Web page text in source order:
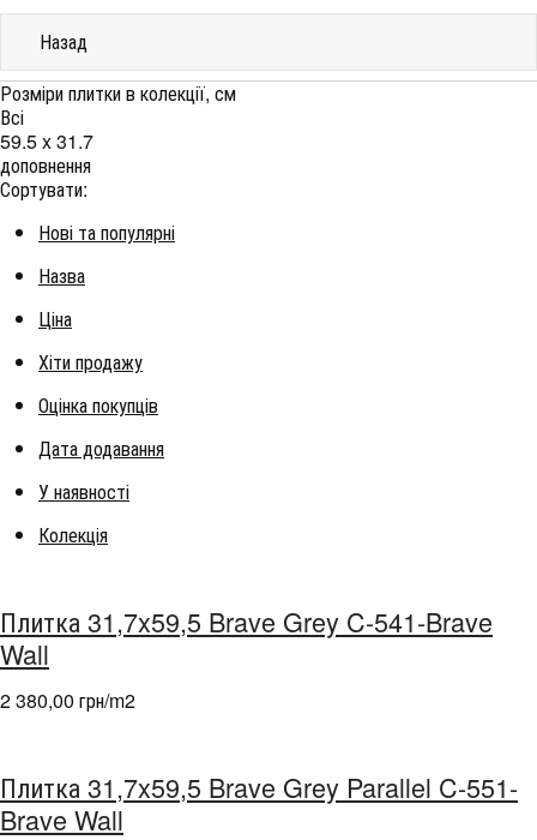
Назад
Розміри плитки в колекції, см
Всі
59.5 x 31.7
доповнення
Сортувати:
Нові та популярні
Назва
Ціна
Хіти продажу
Оцінка покупців
Дата додавання
У наявності
Колекція
Плитка 31,7x59,5 Brave Grey C-541-Brave
Wall
2 380,00 грн/m2
Плитка 31,7x59,5 Brave Grey Parallel C-551-
Brave Wall